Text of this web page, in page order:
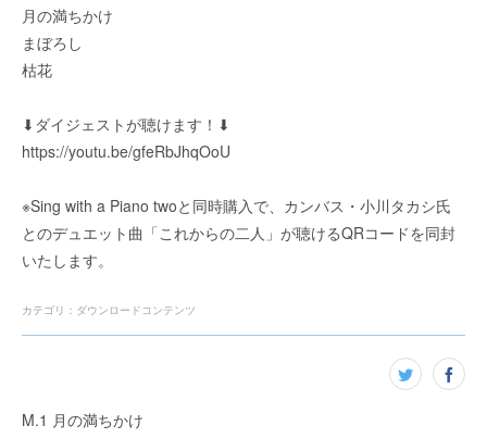
月の満ちかけ
まぼろし
枯花
⬇︎ダイジェストが聴けます！⬇︎
https://youtu.be/gfeRbJhqOoU
※Sing with a Piano twoと同時購入で、カンバス・小川タカシ氏
とのデュエット曲「これからの二人」が聴けるQRコードを同封
いたします。
カテゴリ ： ダウンロードコンテンツ
M.1 月の満ちかけ